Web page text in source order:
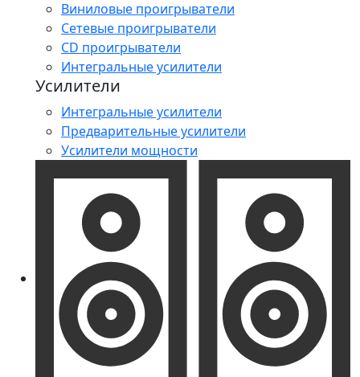
Виниловые проигрыватели
Сетевые проигрыватели
CD проигрыватели
Интегральные усилители
Усилители
Интегральные усилители
Предварительные усилители
Усилители мощности